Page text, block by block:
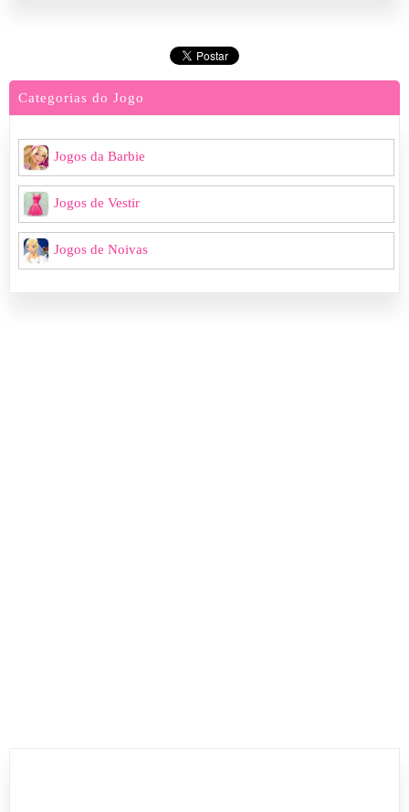
Categorias do Jogo
Jogos da Barbie
Jogos de Vestir
Jogos de Noivas